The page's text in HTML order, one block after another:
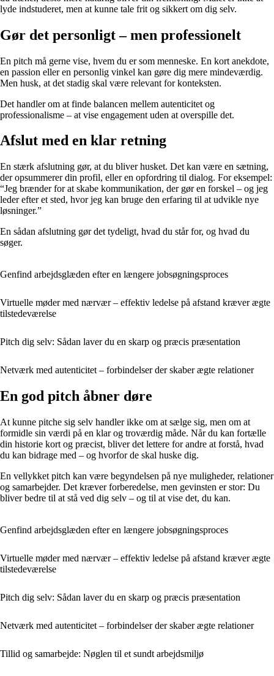
lyde indstuderet, men at kunne tale frit og sikkert om dig selv.
Gør det personligt – men professionelt
En pitch må gerne vise, hvem du er som menneske. En kort anekdote,
en passion eller en personlig vinkel kan gøre dig mere mindeværdig.
Men husk, at det stadig skal være relevant for konteksten.
Det handler om at finde balancen mellem autenticitet og
professionalisme – at vise engagement uden at overspille det.
Afslut med en klar retning
En stærk afslutning gør, at du bliver husket. Det kan være en sætning,
der opsummerer din profil, eller en opfordring til dialog. For eksempel:
“Jeg brænder for at skabe kommunikation, der gør en forskel – og jeg
leder efter et sted, hvor jeg kan bruge den erfaring til at udvikle nye
løsninger.”
En sådan afslutning gør det tydeligt, hvad du står for, og hvad du
søger.
Genfind arbejdsglæden efter en længere jobsøgningsproces
Virtuelle møder med nærvær – effektiv ledelse på afstand kræver ægte
tilstedeværelse
Pitch dig selv: Sådan laver du en skarp og præcis præsentation
Netværk med autenticitet – forbindelser der skaber ægte relationer
En god pitch åbner døre
At kunne pitche sig selv handler ikke om at sælge sig, men om at
formidle sin værdi på en klar og troværdig måde. Når du kan fortælle
din historie kort og præcist, bliver det lettere for andre at forstå, hvad
du kan bidrage med – og hvorfor de skal huske dig.
En vellykket pitch kan være begyndelsen på nye muligheder, relationer
og samarbejder. Det kræver forberedelse, men gevinsten er stor: Du
bliver bedre til at stå ved dig selv – og til at vise det, du kan.
Genfind arbejdsglæden efter en længere jobsøgningsproces
Virtuelle møder med nærvær – effektiv ledelse på afstand kræver ægte
tilstedeværelse
Pitch dig selv: Sådan laver du en skarp og præcis præsentation
Netværk med autenticitet – forbindelser der skaber ægte relationer
Tillid og samarbejde: Nøglen til et sundt arbejdsmiljø